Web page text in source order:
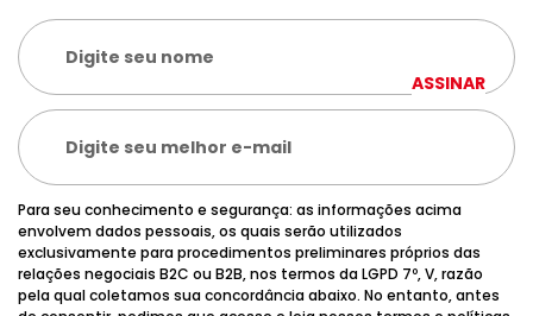
Para seu conhecimento e segurança: as informações acima
envolvem dados pessoais, os quais serão utilizados
exclusivamente para procedimentos preliminares próprios das
relações negociais B2C ou B2B, nos termos da LGPD 7º, V, razão
pela qual coletamos sua concordância abaixo. No entanto, antes
ASSINAR